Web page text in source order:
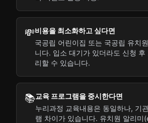
💸비용을 최소화하고 싶다면
국공립 어린이집 또는 국공립 유치
니다. 입소 대기가 있더라도 신청 후
리할 수 있습니다.
📚교육 프로그램을 중시한다면
누리과정 교육내용은 동일하나, 기
램 차이가 있습니다. 유치원 알리미